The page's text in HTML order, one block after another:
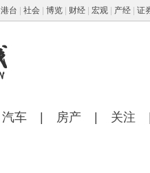
港台 社会| 博览| 财经| 宏观| 产经| 证
汽车 房产 关注